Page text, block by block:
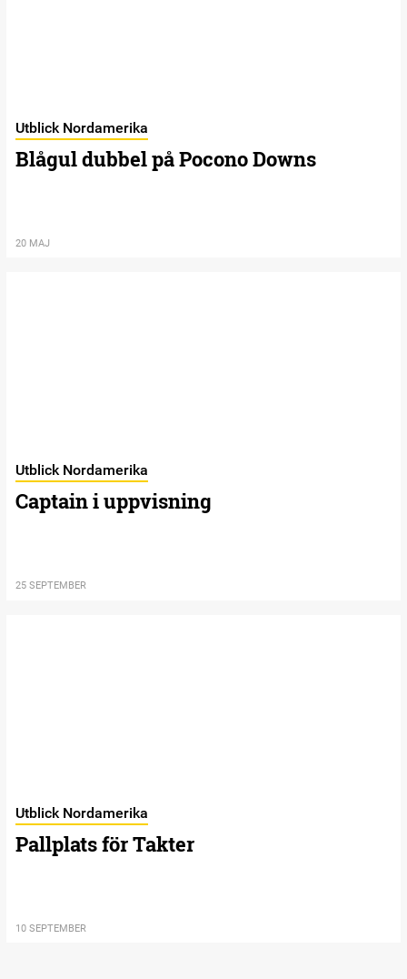
Utblick Nordamerika
Blågul dubbel på Pocono Downs
20 MAJ
Utblick Nordamerika
Captain i uppvisning
25 SEPTEMBER
Utblick Nordamerika
Pallplats för Takter
10 SEPTEMBER